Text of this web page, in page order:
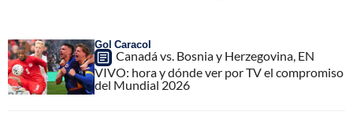
Gol Caracol
Canadá vs. Bosnia y Herzegovina, EN
VIVO: hora y dónde ver por TV el compromiso
del Mundial 2026